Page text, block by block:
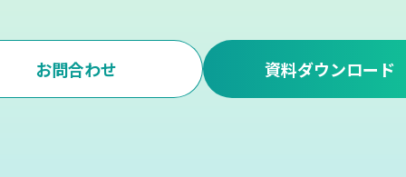
お問合わせ 資料ダウンロード